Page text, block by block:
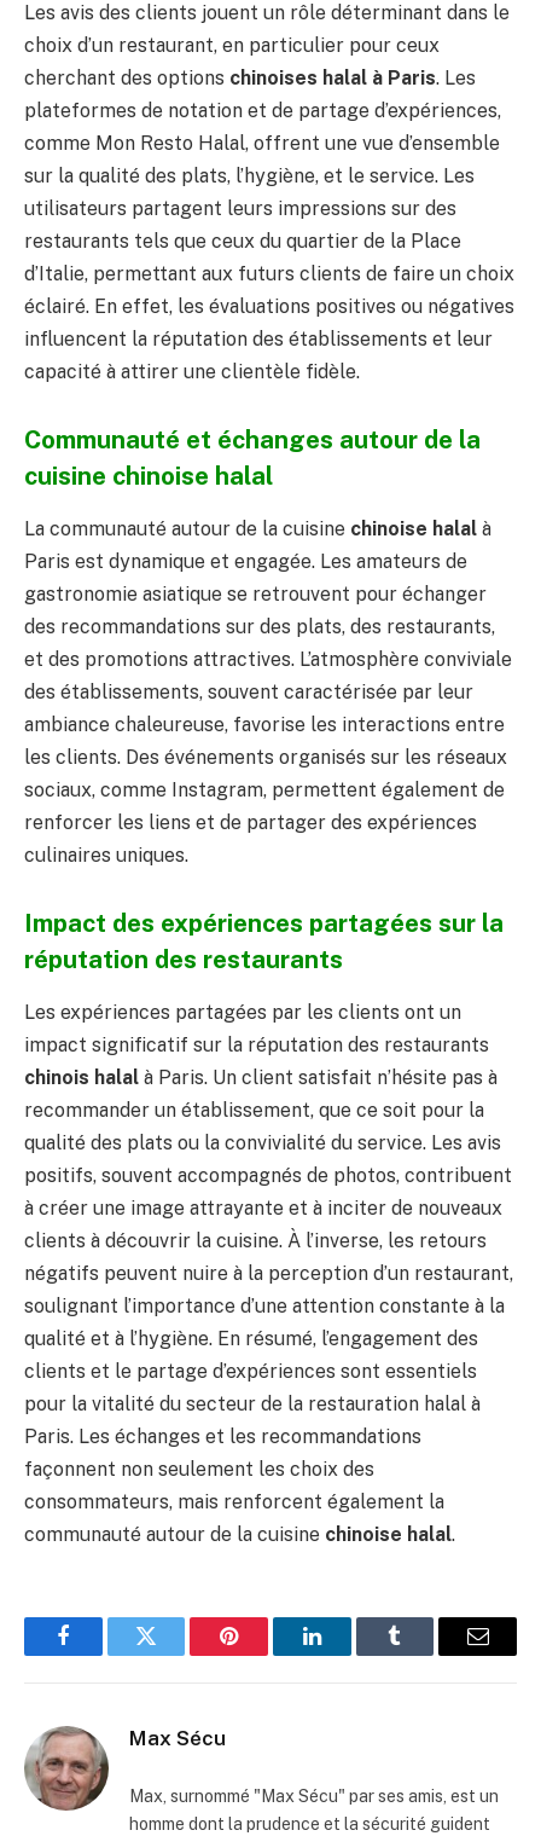
Les avis des clients jouent un rôle déterminant dans le
choix d’un restaurant, en particulier pour ceux
cherchant des options chinoises halal à Paris. Les
plateformes de notation et de partage d’expériences,
comme Mon Resto Halal, offrent une vue d’ensemble
sur la qualité des plats, l’hygiène, et le service. Les
utilisateurs partagent leurs impressions sur des
restaurants tels que ceux du quartier de la Place
d’Italie, permettant aux futurs clients de faire un choix
éclairé. En effet, les évaluations positives ou négatives
influencent la réputation des établissements et leur
capacité à attirer une clientèle fidèle.
Communauté et échanges autour de la
cuisine chinoise halal
La communauté autour de la cuisine chinoise halal à
Paris est dynamique et engagée. Les amateurs de
gastronomie asiatique se retrouvent pour échanger
des recommandations sur des plats, des restaurants,
et des promotions attractives. L’atmosphère conviviale
des établissements, souvent caractérisée par leur
ambiance chaleureuse, favorise les interactions entre
les clients. Des événements organisés sur les réseaux
sociaux, comme Instagram, permettent également de
renforcer les liens et de partager des expériences
culinaires uniques.
Impact des expériences partagées sur la
réputation des restaurants
Les expériences partagées par les clients ont un
impact significatif sur la réputation des restaurants
chinois halal à Paris. Un client satisfait n’hésite pas à
recommander un établissement, que ce soit pour la
qualité des plats ou la convivialité du service. Les avis
positifs, souvent accompagnés de photos, contribuent
à créer une image attrayante et à inciter de nouveaux
clients à découvrir la cuisine. À l’inverse, les retours
négatifs peuvent nuire à la perception d’un restaurant,
soulignant l’importance d’une attention constante à la
qualité et à l’hygiène. En résumé, l’engagement des
clients et le partage d’expériences sont essentiels
pour la vitalité du secteur de la restauration halal à
Paris. Les échanges et les recommandations
façonnent non seulement les choix des
consommateurs, mais renforcent également la
communauté autour de la cuisine chinoise halal.
FacebookTwitter Pinterest LinkedInTumblr Email
Max Sécu
Max, surnommé "Max Sécu" par ses amis, est un
homme dont la prudence et la sécurité guident